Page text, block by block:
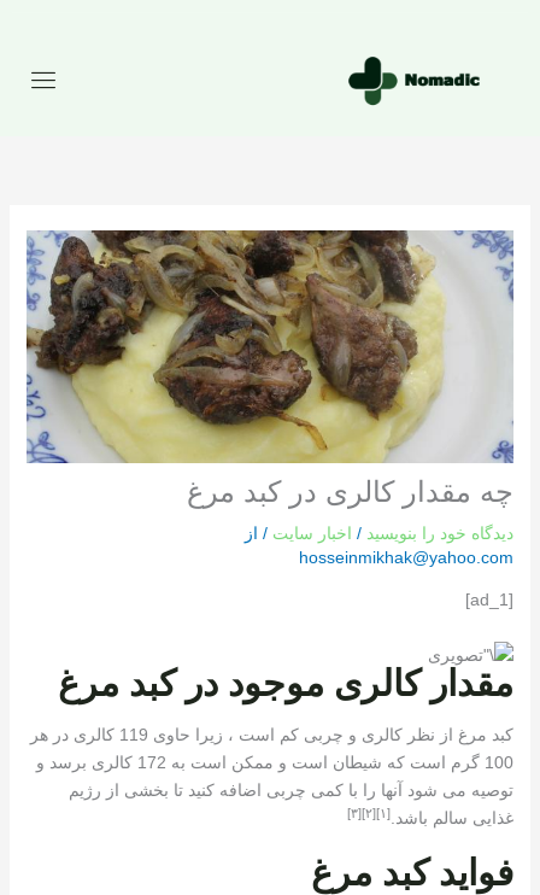
چه مقدار کالری در کبد مرغ
دیدگاه‌ خود را بنویسید / اخبار سایت / از
hosseinmikhak@yahoo.com
[ad_1]
مقدار کالری موجود در کبد مرغ
کبد مرغ از نظر کالری و چربی کم است ، زیرا حاوی 119 کالری در هر
100 گرم است که شیطان است و ممکن است به 172 کالری برسد و
توصیه می شود آنها را با کمی چربی اضافه کنید تا بخشی از رژیم
غذایی سالم باشد. [١] [٢] [٣]
فواید کبد مرغ